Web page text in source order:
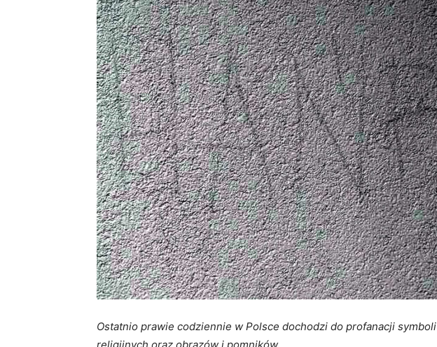
Ostatnio prawie codziennie w Polsce dochodzi do profanacji symboli